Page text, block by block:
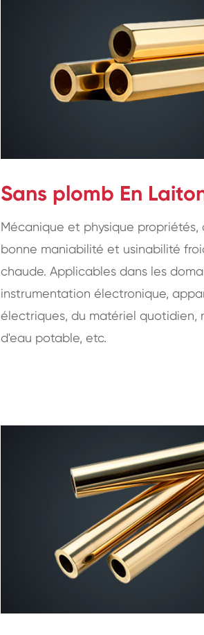
Sans plomb En
Mécanique et physique propriétés,
bonne maniabilité et usinabilité
chaude. Applicables dans les
instrumentation électronique,
électriques, du matériel quotidien,
d'eau potable, etc.